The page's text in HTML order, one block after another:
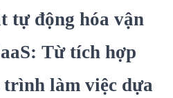
tự động hóa vận
Từ tích hợp
trình làm việc dựa